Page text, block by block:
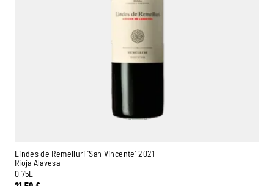
Lindes de Remelluri 'San Vincente' 2021
Rioja Alavesa
0,75L